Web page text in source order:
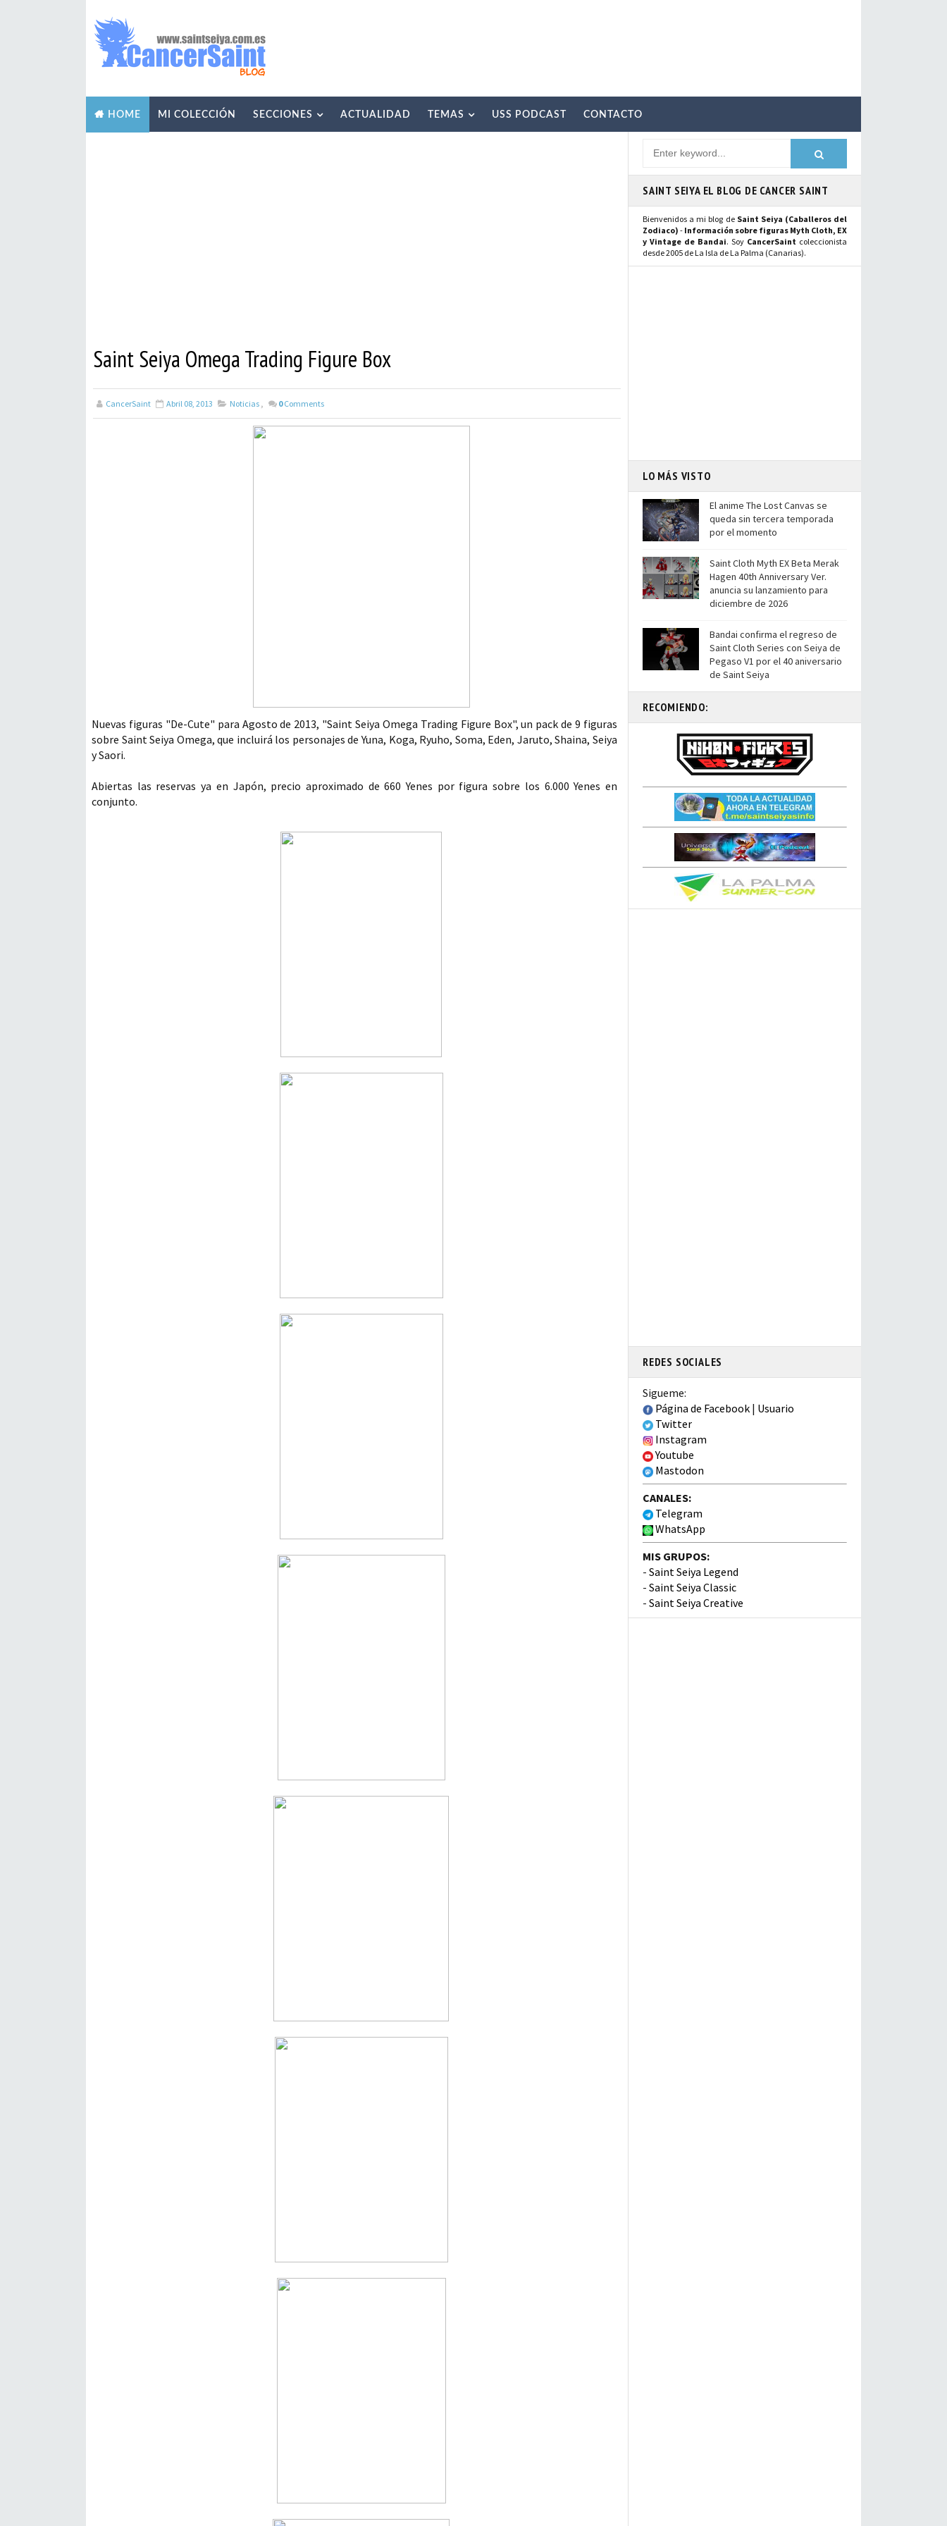
HOME MI COLECCIÓN SECCIONES ACTUALIDAD TEMAS USS PODCAST CONTACTO
Saint Seiya Omega Trading Figure Box
CancerSaint Abril 08, 2013 Noticias , 0 Comments
Nuevas figuras "De-Cute" para Agosto de 2013, "Saint Seiya Omega Trading Figure Box", un pack de 9 figuras
sobre Saint Seiya Omega, que incluirá los personajes de Yuna, Koga, Ryuho, Soma, Eden, Jaruto, Shaina, Seiya
y Saori.
Abiertas las reservas ya en Japón, precio aproximado de 660 Yenes por figura sobre los 6.000 Yenes en
conjunto.
SAINT SEIYA EL BLOG DE CANCER SAINT
Bienvenidos a mi blog de Saint Seiya (Caballeros del
Zodiaco) - Información sobre figuras Myth Cloth, EX
y Vintage de Bandai. Soy CancerSaint coleccionista
desde 2005 de La Isla de La Palma (Canarias).
LO MÁS VISTO
El anime The Lost Canvas se
queda sin tercera temporada
por el momento
Saint Cloth Myth EX Beta Merak
Hagen 40th Anniversary Ver.
anuncia su lanzamiento para
diciembre de 2026
Bandai confirma el regreso de
Saint Cloth Series con Seiya de
Pegaso V1 por el 40 aniversario
de Saint Seiya
RECOMIENDO:
REDES SOCIALES
Sigueme:
Página de Facebook | Usuario
Twitter
Instagram
Youtube
Mastodon
CANALES:
Telegram
WhatsApp
MIS GRUPOS:
- Saint Seiya Legend
- Saint Seiya Classic
- Saint Seiya Creative